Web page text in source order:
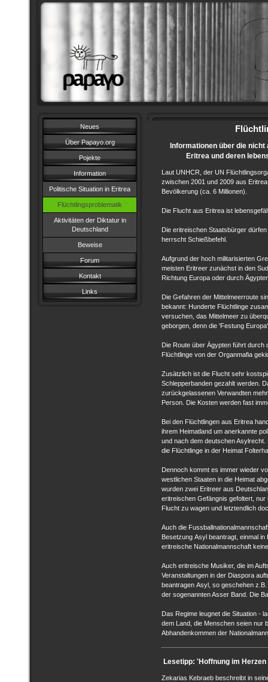
Neues
Über Papayo.org
Pojekte
Information
Politische Situation in Eritrea
Flüchtlingsproblematik
Aktivitäten der Diktatur in
Deutschland
Beweise
Forum
Kontakt
Links
Informationen über die
Eritrea und deren
Laut UNHCR, der UN
zwischen 2001 und 2009 aus
Bevölkerung (ca. 6 Millionen).
Die Flucht aus Eritrea ist
Die eritreischen Staatsbürger
herrscht Schießbefehl.
Aufgrund der hoch militarisierten
meisten Eritreer zunächst in den
Richtung Europa oder durch
Die Gefahren der Mittelmeerroute
bekannt: Hunderte Flüchtlinge
versuchen, das Mittelmeer zu
geborgen, denn die 'Festung
Die Route ü ber Ägypten fü hrt
Flü chtlinge von der Organmafia
Zusätzlich ist die Flucht sehr
Schlepperbanden gezahlt werden.
zurückgelassenen Verwandten
Person. Die Kosten werden fast
Bei den Flüchtlingen aus Eritrea
ihrem Heimatland um anerkannte
und nach dem deutschen
die Flüchtlinge in der Heimat
Dennoch kommt es immer wieder
westlichen Staaten in die Heimat
wurden zwei Eritreer aus
eritreischen Gefängnis gefoltert,
Flucht zu wagen und letztendlich
Auch die
Besetzung Asyl beantragt, einmal in
eritreische Nationalmannschaft
Auch eritreische Musiker, die im
Veranstaltungen in der Diaspora
beantragen Asyl, so geschehen
der sogenannten Asser Band. Die
Das Regime leugnet die Situation -
dem Land, die Menschen seien nur
Abhandenkommen der
Lesetipp: 'Hoffnung im
Zekarias Kebraeb beschreibt in